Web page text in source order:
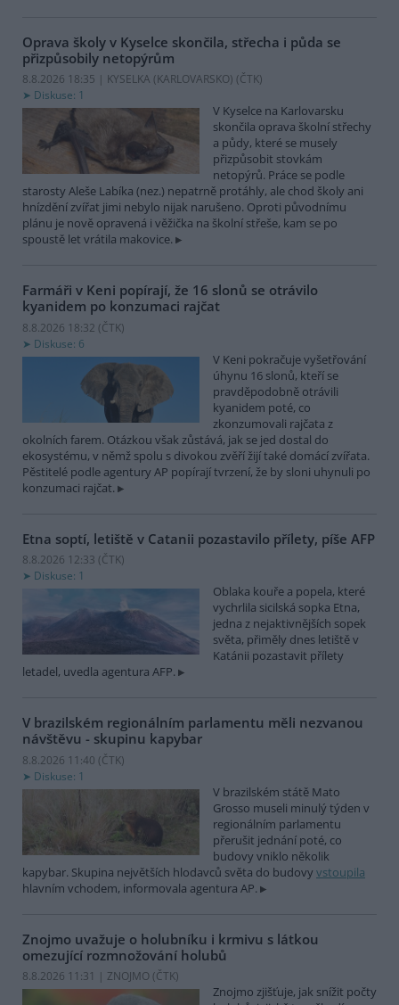
Oprava školy v Kyselce skončila, střecha i půda se
přizpůsobily netopýrům
8.8.2026 18:35 | KYSELKA (KARLOVARSKO) (ČTK)
Diskuse: 1
V Kyselce na Karlovarsku
skončila oprava školní střechy
a půdy, které se musely
přizpůsobit stovkám
netopýrů. Práce se podle
starosty Aleše Labíka (nez.) nepatrně protáhly, ale chod školy ani
hnízdění zvířat jimi nebylo nijak narušeno. Oproti původnímu
plánu je nově opravená i věžička na školní střeše, kam se po
spoustě let vrátila makovice.
Farmáři v Keni popírají, že 16 slonů se otrávilo
kyanidem po konzumaci rajčat
8.8.2026 18:32 (ČTK)
Diskuse: 6
V Keni pokračuje vyšetřování
úhynu 16 slonů, kteří se
pravděpodobně otrávili
kyanidem poté, co
zkonzumovali rajčata z
okolních farem. Otázkou však zůstává, jak se jed dostal do
ekosystému, v němž spolu s divokou zvěří žijí také domácí zvířata.
Pěstitelé podle agentury AP popírají tvrzení, že by sloni uhynuli po
konzumaci rajčat.
Etna soptí, letiště v Catanii pozastavilo přílety, píše AFP
8.8.2026 12:33 (ČTK)
Diskuse: 1
Oblaka kouře a popela, které
vychrlila sicilská sopka Etna,
jedna z nejaktivnějších sopek
světa, přiměly dnes letiště v
Katánii pozastavit přílety
letadel, uvedla agentura AFP.
V brazilském regionálním parlamentu měli nezvanou
návštěvu - skupinu kapybar
8.8.2026 11:40 (ČTK)
Diskuse: 1
V brazilském státě Mato
Grosso museli minulý týden v
regionálním parlamentu
přerušit jednání poté, co
budovy vniklo několik
kapybar. Skupina největších hlodavců světa do budovy vstoupila
hlavním vchodem, informovala agentura AP.
Znojmo uvažuje o holubníku i krmivu s látkou
omezující rozmnožování holubů
8.8.2026 11:31 | ZNOJMO (ČTK)
Znojmo zjišťuje, jak snížit počty